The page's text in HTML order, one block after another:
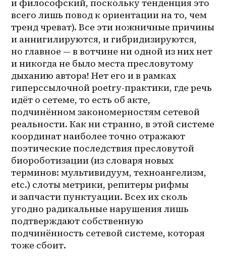
и философский, поскольку тенденция это
всего лишь повод к ориентации на то, чем
тренд чреват). Все эти ножничные причины
и аннигилируются, и гибридизируются,
но главное — в вотчине ни одной из них нет
и никогда не было места пресловутому
дыханию автора! Нет его и в рамках
гиперссылочной poetry-практики, где речь
идёт о сетеме, то есть об акте,
подчинённом закономерностям сетевой
реальности. Как ни странно, в этой системе
координат наиболее точно отражают
поэтические последствия пресловутой
биороботизации (из словаря новых
терминов: мультивидуум, техноангелизм,
etc.) слоты метрики, репитеры рифмы
и запчасти пунктуации. Всех их сколь
угодно радикальные нарушения лишь
подтверждают собственную
подчинённость сетевой системе, которая
тоже сбоит.